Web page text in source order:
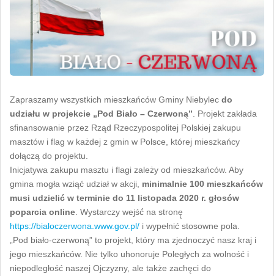
Zapraszamy wszystkich mieszkańców Gminy Niebylec do
udziału w projekcie „Pod Biało – Czerwoną” . Projekt zakłada
sfinansowanie przez Rząd Rzeczypospolitej Polskiej zakupu
masztów i flag w każdej z gmin w Polsce, której mieszkańcy
dołączą do projektu.
Inicjatywa zakupu masztu i flagi zależy od mieszkańców. Aby
gmina mogła wziąć udział w akcji, minimalnie 100 mieszkańców
musi udzielić w terminie do 11 listopada 2020 r. głosów
poparcia online . Wystarczy wejść́ na stronę̨
https://bialoczerwona.www.gov.pl/ i wypełnić stosowne pola.
„Pod biało-czerwoną” to projekt, który ma zjednoczyć nasz kraj i
jego mieszkańców. Nie tylko uhonoruje Poległych za wolność i
niepodległość naszej Ojczyzny, ale także zachęci do